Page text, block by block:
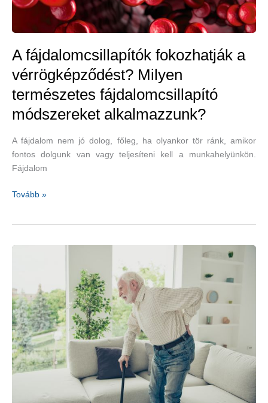
A fájdalomcsillapítók fokozhatják a
vérrögképződést? Milyen
természetes fájdalomcsillapító
módszereket alkalmazzunk?
A fájdalom nem jó dolog, főleg, ha olyankor tör ránk, amikor
fontos dolgunk van vagy teljesíteni kell a munkahelyünkön.
Fájdalom
A
vérrögképződést?
fájdalomcsillapító
módszereket
alkalmazzunk?
Tovább »